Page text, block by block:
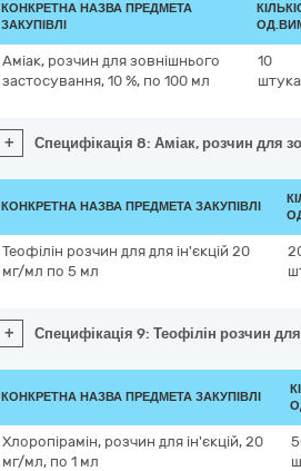
КОНКРЕТНА НАЗВА ПРЕДМЕТА
ЗАКУПІВЛІ
Аміак, розчин для зовнішнього
застосування, 10 %, по 100 мл
10
штука
+ Специфікація 8: Аміак, розчин для
КОНКРЕТНА НАЗВА ПРЕДМЕТА ЗАКУПІВЛІ
Теофілін розчин для для ін'єкцій 20
мг/мл по 5 мл
+ Специфікація 9: Теофілін розчин
КОНКРЕТНА НАЗВА ПРЕДМЕТА ЗАКУПІВЛІ
Хлоропірамін, розчин для ін'єкцій, 20
мг/мл, по 1 мл